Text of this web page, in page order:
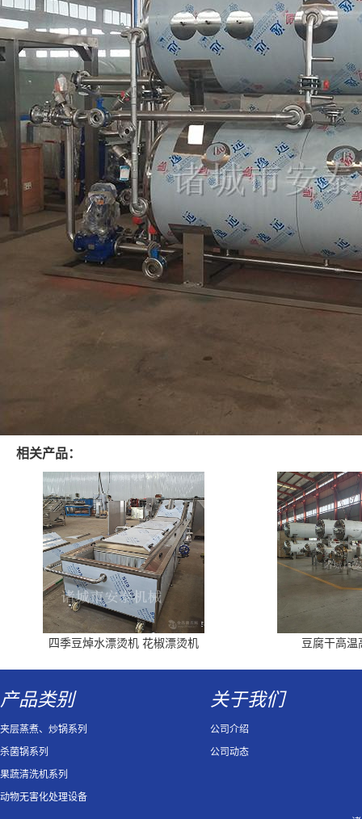
相关产品：
四季豆焯水漂烫机 花椒漂烫机 豆腐干高温
产品类别
夹层蒸煮、炒锅系列
杀菌锅系列
果蔬清洗机系列
动物无害化处理设备
关于我们
公司介绍
公司动态